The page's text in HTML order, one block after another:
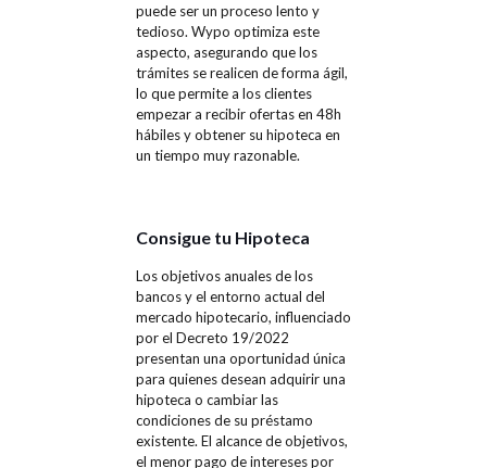
puede ser un proceso lento y
tedioso. Wypo optimiza este
aspecto, asegurando que los
trámites se realicen de forma ágil,
lo que permite a los clientes
empezar a recibir ofertas en 48h
hábiles y obtener su hipoteca en
un tiempo muy razonable.
Consigue tu Hipoteca
Los objetivos anuales de los
bancos y el entorno actual del
mercado hipotecario, influenciado
por el Decreto 19/2022
presentan una oportunidad única
para quienes desean adquirir una
hipoteca o cambiar las
condiciones de su préstamo
existente. El alcance de objetivos,
el menor pago de intereses por